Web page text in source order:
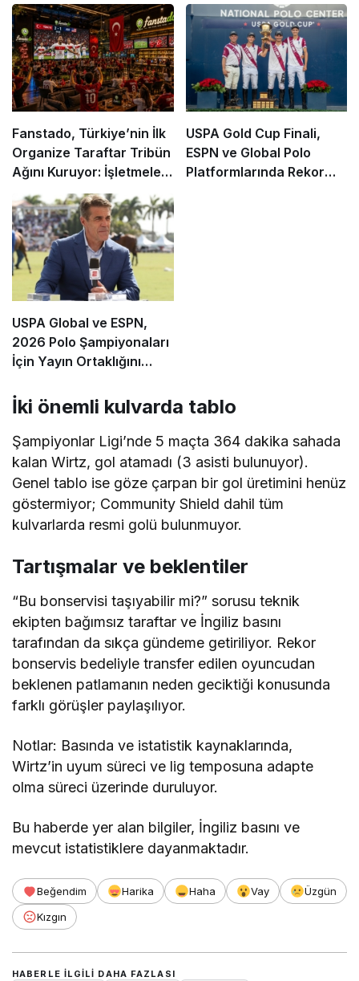
Fanstado, Türkiye’nin İlk
Organize Taraftar Tribün
Ağını Kuruyor: İşletmeler
İçin Başvurular Açıldı
USPA Gold Cup Finali,
ESPN ve Global Polo
Platformlarında Rekor
USPA Global ve ESPN,
2026 Polo Şampiyonaları
İçin Yayın Ortaklığını
İki önemli kulvarda tablo
Şampiyonlar Ligi’nde 5 maçta 364 dakika sahada
kalan Wirtz, gol atamadı (3 asisti bulunuyor).
Genel tablo ise göze çarpan bir gol üretimini henüz
göstermiyor; Community Shield dahil tüm
kulvarlarda resmi golü bulunmuyor.
Tartışmalar ve beklentiler
“Bu bonservisi taşıyabilir mi?” sorusu teknik
ekipten bağımsız taraftar ve İngiliz basını
tarafından da sıkça gündeme getiriliyor. Rekor
bonservis bedeliyle transfer edilen oyuncudan
beklenen patlamanın neden geciktiği konusunda
farklı görüşler paylaşılıyor.
Notlar: Basında ve istatistik kaynaklarında,
Wirtz’in uyum süreci ve lig temposuna adapte
olma süreci üzerinde duruluyor.
Bu haberde yer alan bilgiler, İngiliz basını ve
mevcut istatistiklere dayanmaktadır.
Beğendim Harika Haha Vay
Üzgün
Kızgın
HABERLE ILGILI DAHA FAZLASI